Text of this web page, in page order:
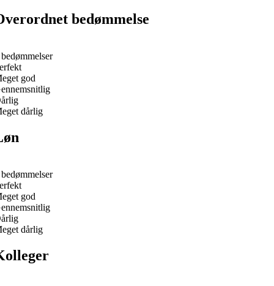
bedømmelse
god
dårlig
god
dårlig